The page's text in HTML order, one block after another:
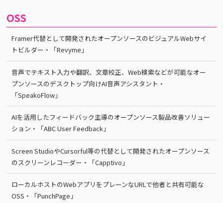
OSS
Framer代替として開発されたオープンソースのビジュアルWebサイ
トビルダー・「Revyme」
音声でテキスト入力や翻訳、文章校正、Web検索などが可能なオー
プンソースのデスクトップ向けAI音声アシスタント・
「SpeakoFlow」
AIを活用したフィードバック主導のオープンソース製品改善ソリュー
ション・「ABC User Feedback」
Screen StudioやCursorful等の代替として開発されたオープンソース
のスクリーンレコーダー・「Capptivo」
ローカルホストのWebアプリをプレーンなURLで他者と共有可能な
OSS・「PunchPage」